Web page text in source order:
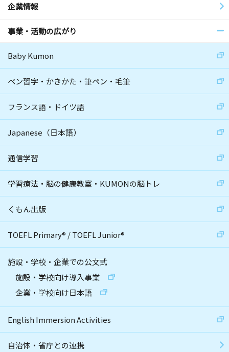
企業情報
事業・活動の広がり
Baby Kumon
ペン習字・かきかた・筆ペン・毛筆
フランス語・ドイツ語
Japanese（日本語）
通信学習
学習療法・脳の健康教室・KUMONの脳トレ
くもん出版
TOEFL Primary® /TOEFL Junior®
施設・学校・企業での公文式
施設・学校向け導入事業
企業・学校向け日本語
English Immersion Activities
自治体・省庁との連携